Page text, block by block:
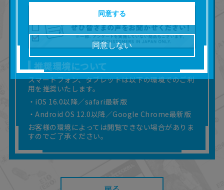
推奨環境について
スマートフォン、タブレットは以下の環境でのご利
用を推奨いたします。
・iOS 16.0以降／safari最新版
・Android OS 12.0以降／Google Chrome最新版
お客様の環境によっては閲覧できない場合がありま
すのでご了承ください。
■取扱説明書及び画像等の一部または全部を私的
使用（本サービス内の意見投稿の目的での画像
等の利用を含みます。）を超えて使用（複製、
複写、改変、掲示、頒布、配信、販売、出版等
を含むがこれに限りません。）することは禁止
いたします。
■掲載している取扱説明書は、お客様が購入され
た商品に同梱されたものと異なる場合がありま
す。
■対象商品仕様の変更などにより、取扱説明書の
内容は予告なく変更される場合があります。
■当社は、取扱説明書の正確性確保に努めており
ますが、取扱説明書の完全性を保証するもので
はありません。
■お客様のご利用環境によっては、本サービスを
ご利用いただけない場合があります。
■本サービスを利用したこと、または利用できな
たとしても、当社は何らの責任を負いません。
また、本サイトを利用したことによって、利用
同意しない
同意する